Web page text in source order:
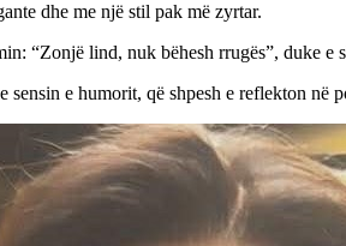
dhe me një stil pak më zyrtar.
“Zonjë lind, nuk bëhesh rrugës”, duke e
e humorit, që shpesh e reflekton në